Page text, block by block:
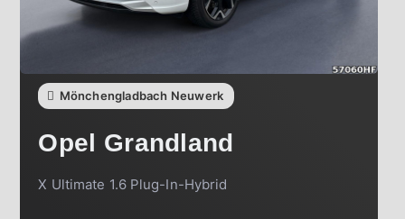
Mönchengladbach Neuwerk
Opel Grandland
X Ultimate 1.6 Plug-In-Hybrid